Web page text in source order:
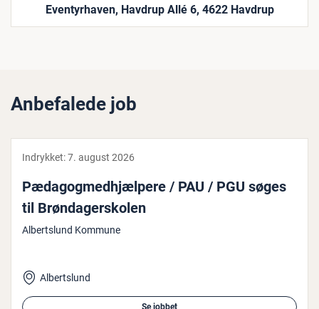
Eventyrhaven, Havdrup Allé 6, 4622 Havdrup
Anbefalede job
Indrykket:7. august 2026
Pæ­da­gog­med­hjæl­pe­re / PAU / PGU søges
til Brøn­da­ger­sko­len
Albertslund Kommune
Albertslund
Se jobbet